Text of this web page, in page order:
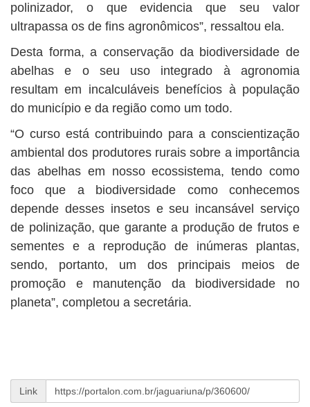
polinizador, o que evidencia que seu valor
ultrapassa os de fins agronômicos”, ressaltou ela.
Desta forma, a conservação da biodiversidade de
abelhas e o seu uso integrado à agronomia
resultam em incalculáveis benefícios à população
do município e da região como um todo.
“O curso está contribuindo para a conscientização
ambiental dos produtores rurais sobre a importância
das abelhas em nosso ecossistema, tendo como
foco que a biodiversidade como conhecemos
depende desses insetos e seu incansável serviço
de polinização, que garante a produção de frutos e
sementes e a reprodução de inúmeras plantas,
sendo, portanto, um dos principais meios de
promoção e manutenção da biodiversidade no
planeta”, completou a secretária.
Link